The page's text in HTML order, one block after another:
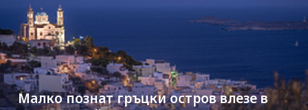
Малко познат гръцки остров влезе в